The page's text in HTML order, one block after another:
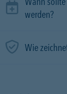
werden?
Wie